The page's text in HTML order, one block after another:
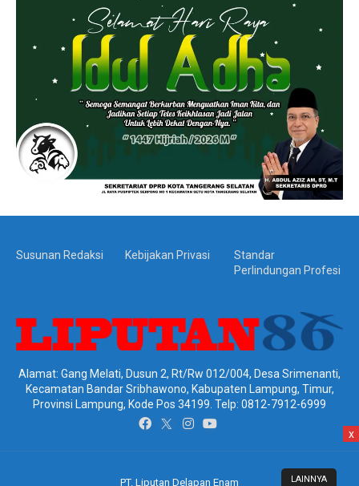
LAINNYA
Susunan Redaksi Kebijakan Privasi
Standar
Perlindungan Profesi
Alamat: Gang Melati, Dusun 2, Rt/Rw 012/004, Desa Srimenanti,
Kecamatan Bandar Sribhawono, Kabupaten Lampung, Timur,
Provinsi Lampung, Kode Pos 34199. Telp: 0812-7912-6999
PT. Liputan Delapan Enam
x